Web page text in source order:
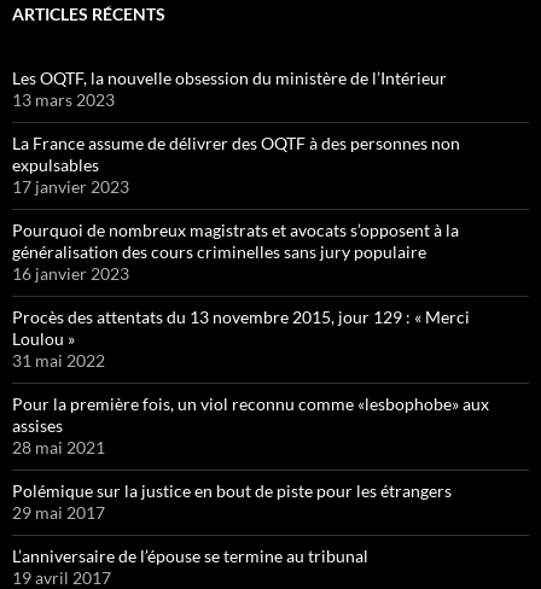
ARTICLES RÉCENTS
Les OQTF, la nouvelle obsession du ministère de l’Intérieur
13 mars 2023
La France assume de délivrer des OQTF à des personnes non
expulsables
17 janvier 2023
Pourquoi de nombreux magistrats et avocats s’opposent à la
généralisation des cours criminelles sans jury populaire
16 janvier 2023
Procès des attentats du 13 novembre 2015, jour 129 : « Merci
Loulou »
31 mai 2022
Pour la première fois, un viol reconnu comme «lesbophobe» aux
assises
28 mai 2021
Polémique sur la justice en bout de piste pour les étrangers
29 mai 2017
L’anniversaire de l’épouse se termine au tribunal
19 avril 2017